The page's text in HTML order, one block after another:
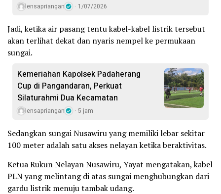
lensapriangan 1/07/2026
Jadi, ketika air pasang tentu kabel-kabel listrik tersebut
akan terlihat dekat dan nyaris nempel ke permukaan
sungai.
Kemeriahan Kapolsek Padaherang
Cup di Pangandaran, Perkuat
Silaturahmi Dua Kecamatan
lensapriangan 5 jam
Sedangkan sungai Nusawiru yang memiliki lebar sekitar
100 meter adalah satu akses nelayan ketika beraktivitas.
Ketua Rukun Nelayan Nusawiru, Yayat mengatakan, kabel
PLN yang melintang di atas sungai menghubungkan dari
gardu listrik menuju tambak udang.